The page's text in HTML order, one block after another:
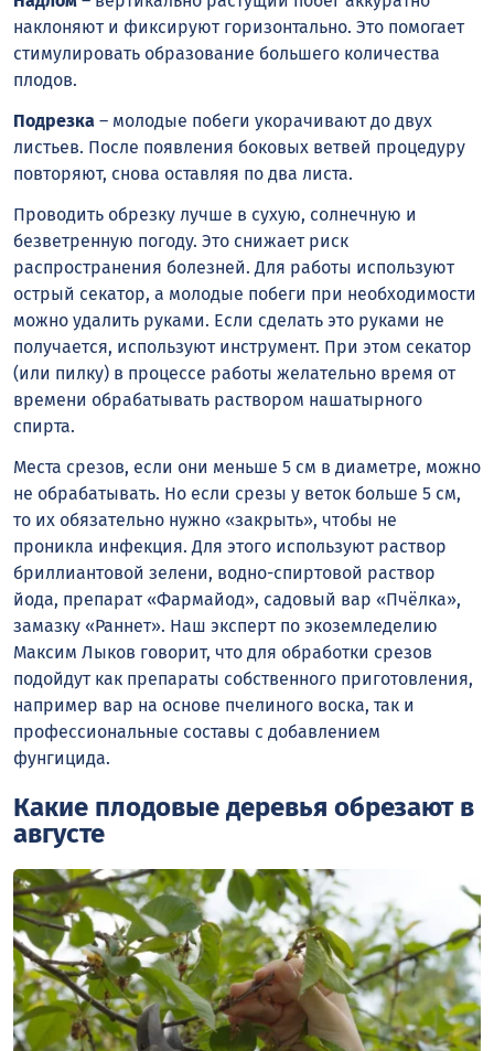
наклоняют и фиксируют горизонтально. Это помогает
стимулировать образование большего количества
плодов.
Подрезка – молодые побеги укорачивают до двух
листьев. После появления боковых ветвей процедуру
повторяют, снова оставляя по два листа.
Проводить обрезку лучше в сухую, солнечную и
безветренную погоду. Это снижает риск
распространения болезней. Для работы используют
острый секатор, а молодые побеги при необходимости
можно удалить руками. Если сделать это руками не
получается, используют инструмент. При этом секатор
(или пилку) в процессе работы желательно время от
времени обрабатывать раствором нашатырного
спирта.
Места срезов, если они меньше 5 см в диаметре, можно
не обрабатывать. Но если срезы у веток больше 5 см,
то их обязательно нужно «закрыть», чтобы не
проникла инфекция. Для этого используют раствор
бриллиантовой зелени, водно-спиртовой раствор
йода, препарат «Фармайод», садовый вар «Пчёлка»,
замазку «Раннет». Наш эксперт по экоземледелию
Максим Лыков говорит, что для обработки срезов
подойдут как препараты собственного приготовления,
например вар на основе пчелиного воска, так и
профессиональные составы с добавлением
фунгицида.
Какие плодовые деревья обрезают в
августе